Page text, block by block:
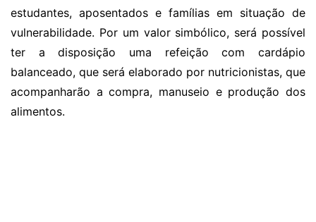
estudantes, aposentados e famílias em situação de
vulnerabilidade. Por um valor simbólico, será possível
ter a disposição uma refeição com cardápio
balanceado, que será elaborado por nutricionistas, que
acompanharão a compra, manuseio e produção dos
alimentos.